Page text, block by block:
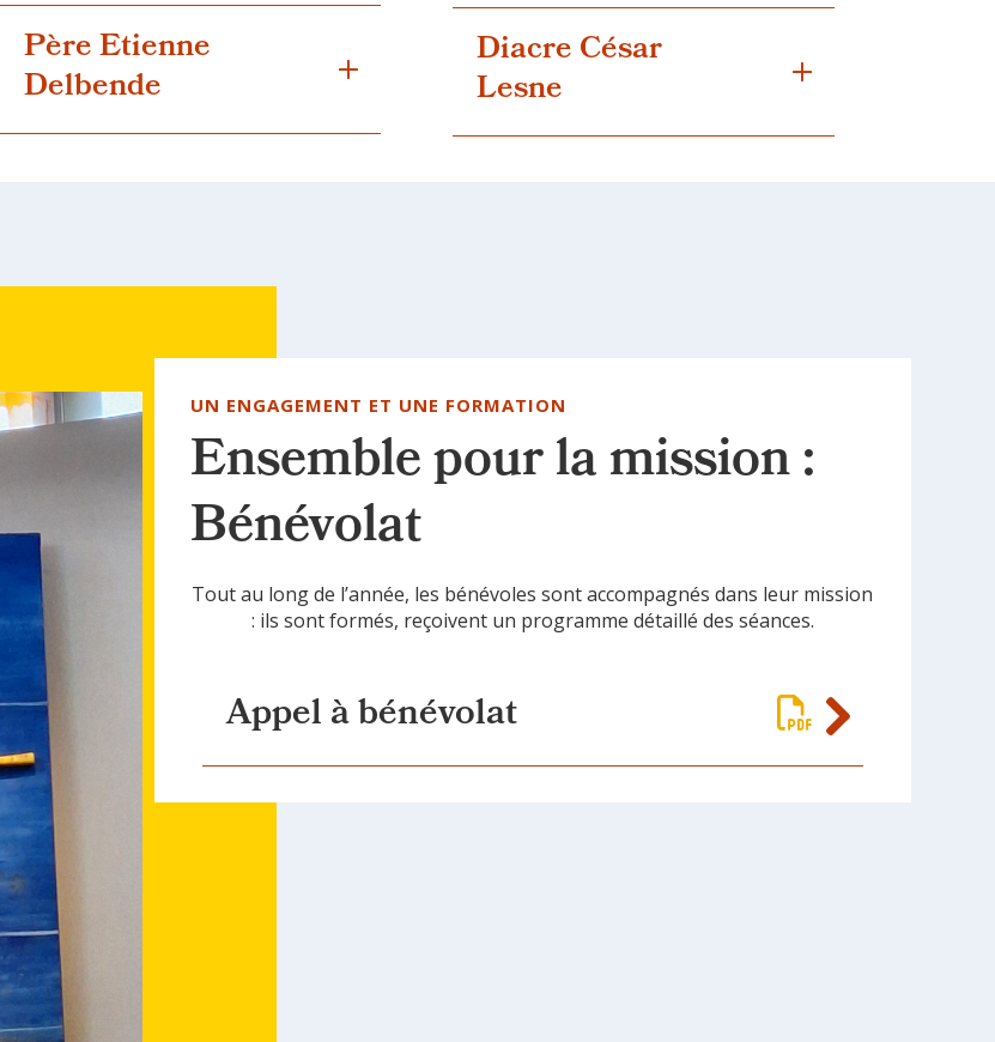
Père Etienne
Delbende
Diacre César
Lesne
UN ENGAGEMENT ET UNE FORMATION
Ensemble pour la mission :
Bénévolat
Tout au long de l’année, les bénévoles sont accompagnés dans leur mission
: ils sont formés, reçoivent un programme détaillé des séances.
Appel à bénévolat